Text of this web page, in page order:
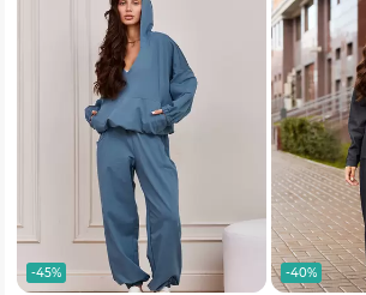
-45% -40%